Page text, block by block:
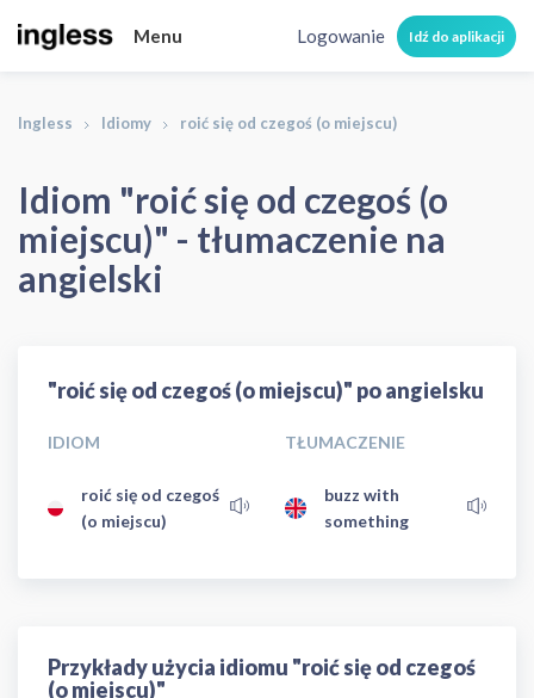
Menu Logowanie Idź do aplikacji
Ingless Idiomy roić się od czegoś (o miejscu)
Idiom "roić się od czegoś (o
miejscu)" - tłumaczenie na
angielski
"roić się od czegoś (o miejscu)" po angielsku
IDIOM TŁUMACZENIE
roić się od czegoś
(o miejscu)
buzz with
something
Przykłady użycia idiomu "roić się od czegoś
(o miejscu)"